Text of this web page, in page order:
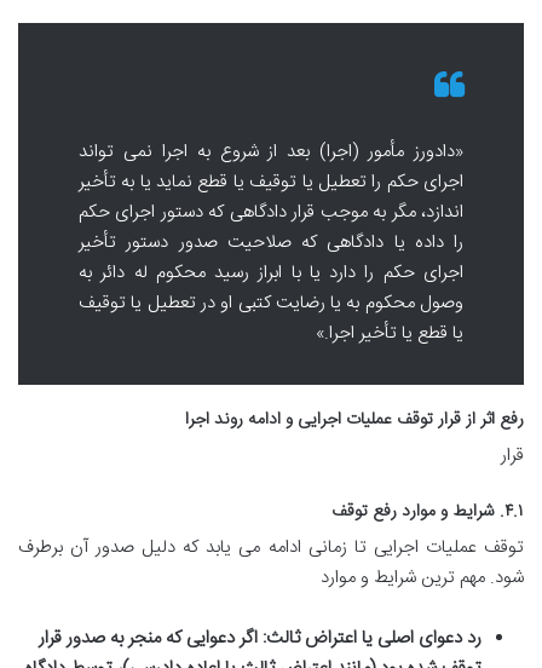
«دادورز مأمور (اجرا) بعد از شروع به اجرا نمی تواند
اجرای حکم را تعطیل یا توقیف یا قطع نماید یا به تأخیر
اندازد، مگر به موجب قرار دادگاهی که دستور اجرای حکم
را داده یا دادگاهی که صلاحیت صدور دستور تأخیر
اجرای حکم را دارد یا با ابراز رسید محکوم له دائر به
وصول محکوم به یا رضایت کتبی او در تعطیل یا توقیف
یا قطع یا تأخیر اجرا.»
رفع اثر از قرار توقف عملیات اجرایی و ادامه روند اجرا
قرار
۴.۱. شرایط و موارد رفع توقف
توقف عملیات اجرایی تا زمانی ادامه می یابد که دلیل صدور آن برطرف
شود. مهم ترین شرایط و موارد
رد دعوای اصلی یا اعتراض ثالث: اگر دعوایی که منجر به صدور قرار